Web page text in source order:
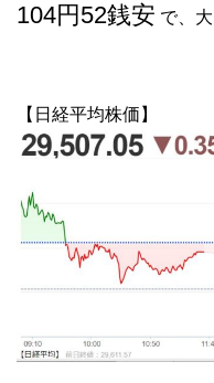
104円52銭安 で、大
【日経平均株価】